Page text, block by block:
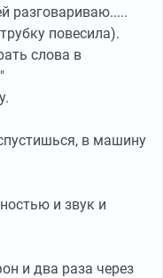
разговариваю.....
повесила).
слова в
в машину
и звук и
и два раза через